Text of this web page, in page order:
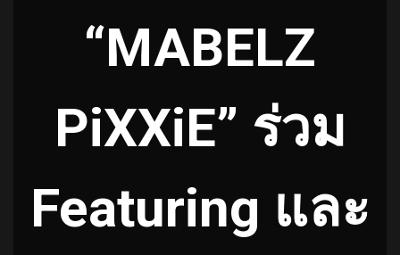
“MABELZ
PiXXiE” ร่วม
Featuring และ